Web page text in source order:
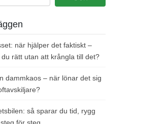
när hjälper det faktiskt –
rätt utan att krångla till det?
dammkaos – när lönar det sig
så sparar du tid, rygg